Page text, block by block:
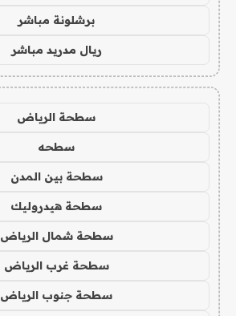
برشلونة مباشر
ريال مدريد مباشر
سطحة الرياض
سطحه
سطحة بين المدن
سطحة هيدروليك
سطحة شمال الرياض
سطحة غرب الرياض
سطحة جنوب الرياض